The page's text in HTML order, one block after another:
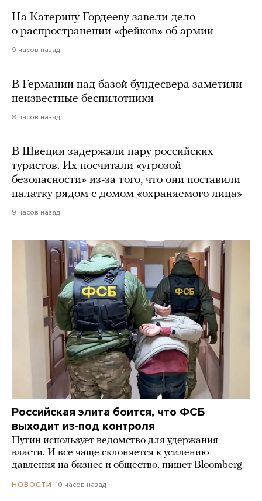
На Катерину Гордееву завели дело
о распространении «фейков» об армии
9 часов назад
В Германии над базой бундесвера заметили
неизвестные беспилотники
8 часов назад
В Швеции задержали пару российских
туристов. Их посчитали «угрозой
безопасности» из-за того, что они поставили
палатку рядом с домом «охраняемого лица»
9 часов назад
Российская элита боится, что ФСБ
выходит из-под контроля
Путин использует ведомство для удержания
власти. И все чаще склоняется к усилению
давления на бизнес и общество, пишет Bloomberg
НОВОСТИ 10 часов назад